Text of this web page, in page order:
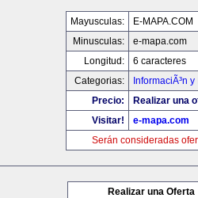
Mayusculas:
E-MAPA.COM
Minusculas:
e-mapa.com
Longitud:
6 caracteres
Categorias:
InformaciÃ³n
Precio:
Realizar una
Visitar!
e-mapa.com
Serán consideradas
Realizar una Oferta